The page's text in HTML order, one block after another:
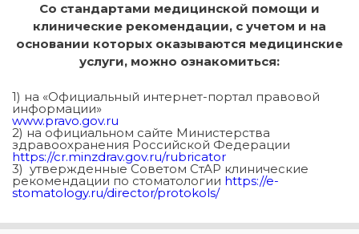
Со стандартами медицинской помощи и
клинические рекомендации, с учетом и на
основании которых оказываются медицинские
услуги, можно ознакомиться:
1) на «Официальный интернет-портал правовой
информации»
www.pravo.gov.ru
2) на официальном сайте Министерства
здравоохранения Российской Федерации
https://cr.minzdrav.gov.ru/rubricator
3) утвержденные Советом СтАР клинические
рекомендации по стоматологии https://e-
stomatology.ru/director/protokols/